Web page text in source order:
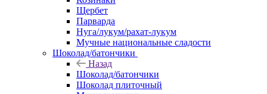
Щербет
Парварда
Нуга/лукум/рахат-лукум
Мучные национальные сладости
Шоколад/батончики
Назад
Шоколад/батончики
Шоколад плиточный